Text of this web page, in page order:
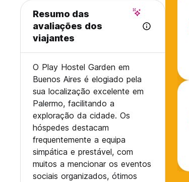
Resumo das
avaliações dos
viajantes
O Play Hostel Garden em
Buenos Aires é elogiado pela
sua localização excelente em
Palermo, facilitando a
exploração da cidade. Os
hóspedes destacam
frequentemente a equipa
simpática e prestável, com
muitos a mencionar os eventos
sociais organizados, ótimos